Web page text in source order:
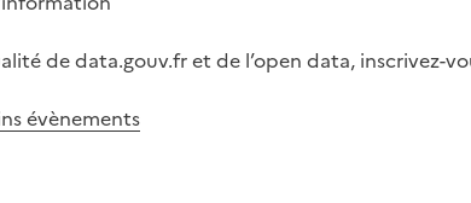
de data.gouv.fr et de l’open data, inscrivez-
évènements